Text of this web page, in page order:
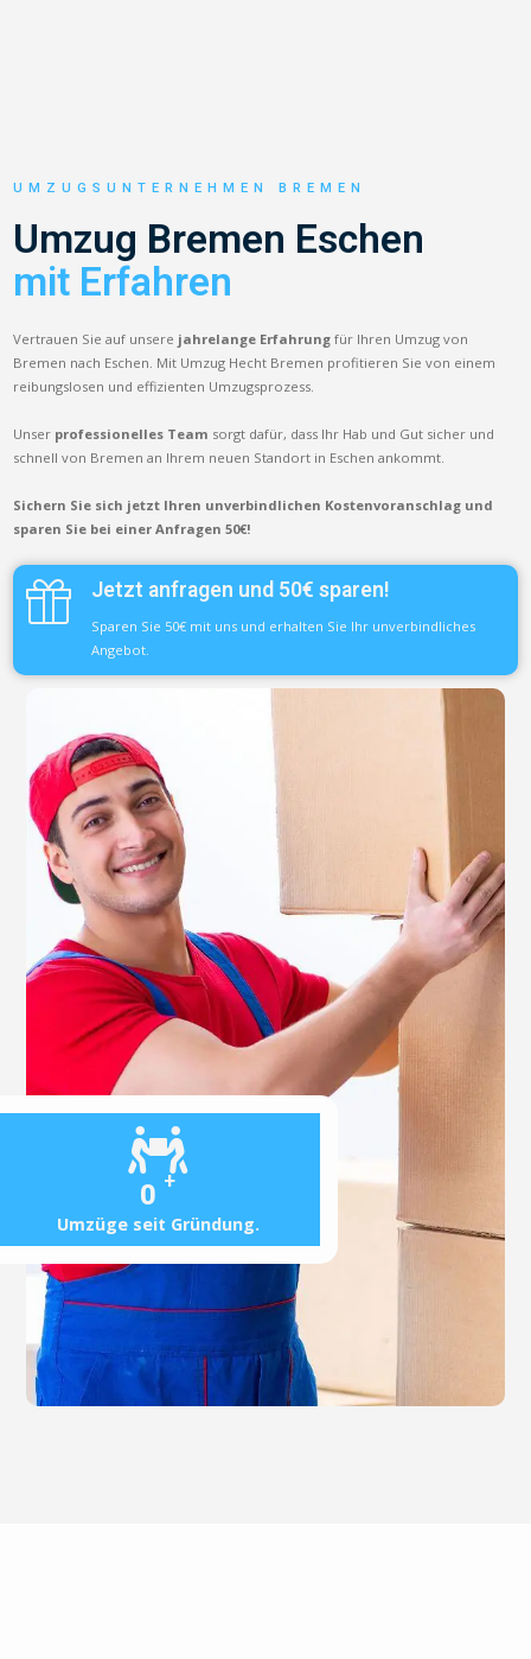
0 +
Umzüge seit Gründung.
UMZUGSUNTERNEHMEN BREMEN
Umzug Bremen Eschen
mit Erfahren
Vertrauen Sie auf unsere jahrelange Erfahrung für Ihren Umzug von
Bremen nach Eschen. Mit Umzug Hecht Bremen profitieren Sie von einem
reibungslosen und effizienten Umzugsprozess.
Unser professionelles Team sorgt dafür, dass Ihr Hab und Gut sicher und
schnell von Bremen an Ihrem neuen Standort in Eschen ankommt.
Sichern Sie sich jetzt Ihren unverbindlichen Kostenvoranschlag und
sparen Sie bei einer Anfragen 50€!
Jetzt anfragen und 50€ sparen!
Sparen Sie 50€ mit uns und erhalten Sie Ihr unverbindliches
Angebot.